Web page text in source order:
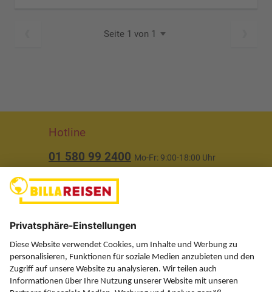
Seite 1 von 1
Hotline
01 580 99 2400 Mo-Fr: 9:00-18:00 Uhr
Über uns
Service
Information
Folgen Sie uns auf